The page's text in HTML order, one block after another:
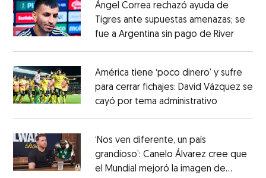
Ángel Correa rechazó ayuda de
Tigres ante supuestas amenazas; se
fue a Argentina sin pago de RiverOpens
América tiene ‘poco dinero’ y sufre
para cerrar fichajes: David Vázquez se
cayó por tema administrativo
‘Nos ven diferente, un país
grandioso’: Canelo Álvarez cree que
el Mundial mejoró la imagen de